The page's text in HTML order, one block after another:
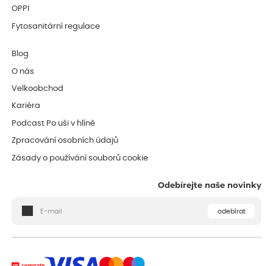
OPPI
Fytosanitární regulace
Blog
O nás
Velkoobchod
Kariéra
Podcast Po uši v hlíně
Zpracování osobních údajů
Zásady o používání souborů cookie
Odebírejte naše novinky
odebírat